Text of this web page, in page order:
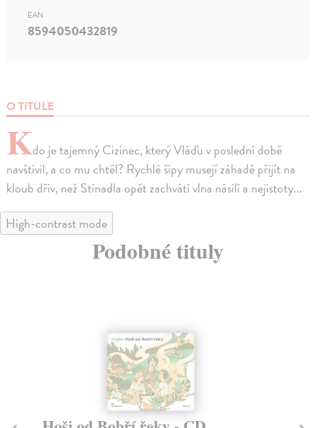
O TITULE
Kdo je tajemný Cizinec, který Vláďu v poslední době
navštívil, a co mu chtěl? Rychlé šípy musejí záhadě přijít na
kloub dřív, než Stínadla opět zachvátí vlna násilí a nejistoty...
EAN
8594050432819
High-contrast mode
Podobné tituly